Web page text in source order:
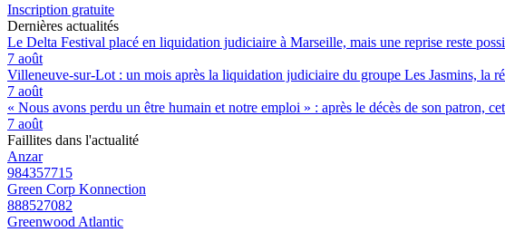
Inscription gratuite
Dernières actualités
Le Delta Festival placé en liquidation judiciaire à Marseille, mais une reprise reste
7 août
Villeneuve-sur-Lot : un mois après la liquidation judiciaire du groupe Les Jasmins, la
7 août
« Nous avons perdu un être humain et notre emploi » : après le décès de son patron,
7 août
Faillites dans l'actualité
Anzar
984357715
Green Corp Konnection
888527082
Greenwood Atlantic